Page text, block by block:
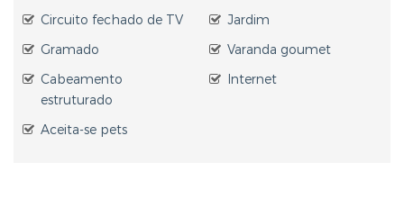
Circuito fechado de TV
Jardim
Gramado
Varanda goumet
Cabeamento
estruturado
Internet
Aceita-se pets